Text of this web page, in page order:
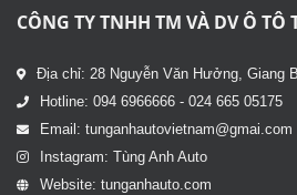
CÔNG TY TNHH TM VÀ DV Ô TÔ
Địa chỉ: 28 Nguyễn Văn Hưởng, Giang
Hotline: 094 6966666 - 024 665 05175
Email: tunganhautovietnam@gmai.com
Instagram: Tùng Anh Auto
Website: tunganhauto.com